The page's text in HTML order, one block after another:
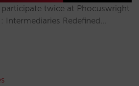
twice at Phocuswright
Intermediaries Redefined…